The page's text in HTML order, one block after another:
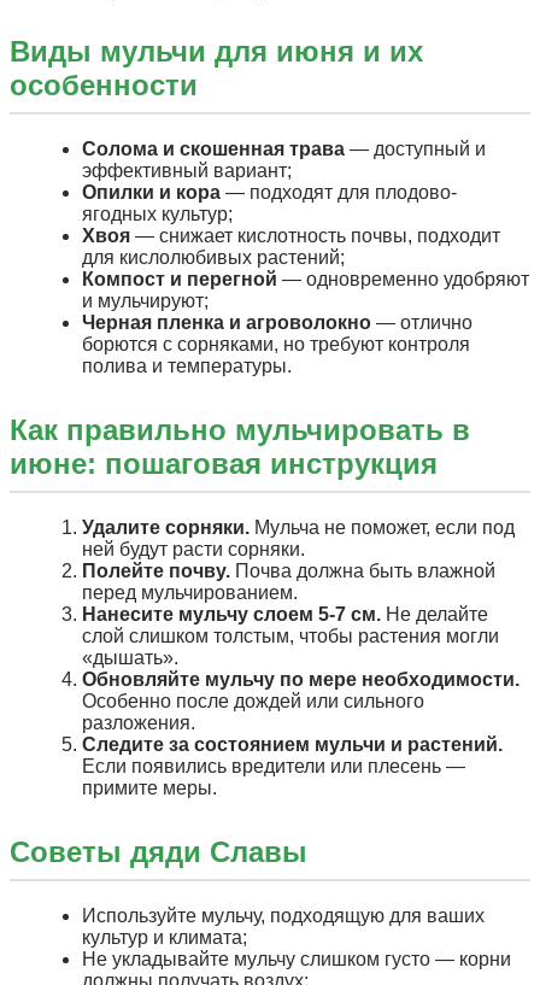
Виды мульчи для июня и их
особенности
Солома и скошенная трава — доступный и
эффективный вариант;
Опилки и кора — подходят для плодово-
ягодных культур;
Хвоя — снижает кислотность почвы, подходит
для кислолюбивых растений;
Компост и перегной — одновременно удобряют
и мульчируют;
Черная пленка и агроволокно — отлично
борются с сорняками, но требуют контроля
полива и температуры.
Как правильно мульчировать в
июне: пошаговая инструкция
Удалите сорняки. Мульча не поможет, если под
ней будут расти сорняки.
Полейте почву. Почва должна быть влажной
перед мульчированием.
Нанесите мульчу слоем 5-7 см. Не делайте
слой слишком толстым, чтобы растения могли
«дышать».
Обновляйте мульчу по мере необходимости.
Особенно после дождей или сильного
разложения.
Следите за состоянием мульчи и растений.
Если появились вредители или плесень —
примите меры.
Советы дяди Славы
Используйте мульчу, подходящую для ваших
культур и климата;
Не укладывайте мульчу слишком густо — корни
должны получать воздух;